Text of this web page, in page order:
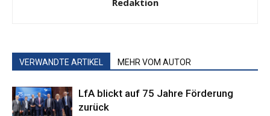
VERWANDTE ARTIKEL MEHR VOM AUTOR
LfA blickt auf 75 Jahre Förderung
zurück